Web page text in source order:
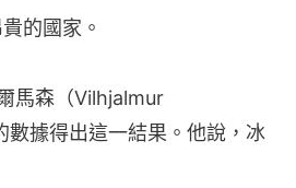
的國家。
馬森（Vilhjalmur
據得出這一結果。他說，冰